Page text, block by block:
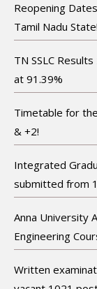
Reopening
Tamil Nadu State!
TN SSLC
at 91.39%
Timetable for
& +2!
Integrated
submitted from
Anna University
Engineering
Written